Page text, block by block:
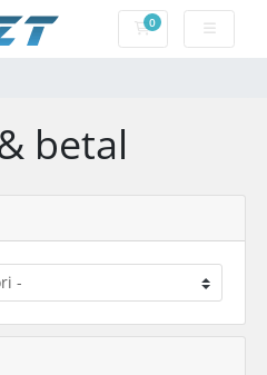
0Bestillingskurv
betal